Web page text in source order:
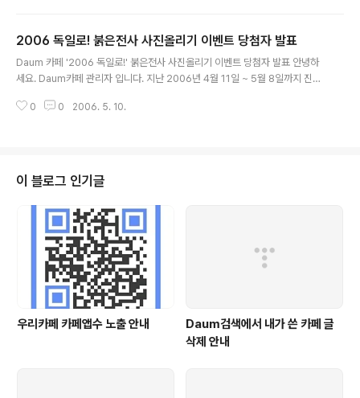
2006 독일로! 붉은전사 사진올리기 이벤트 당첨자 발표
Daum 카페 '2006 독일로!' 붉은전사 사진올리기 이벤트 당첨자 발표 안녕하
세요. Daum카페 관리자 입니다. 지난 2006년 4월 11일 ~ 5월 8일까지 진행
께 진심으로 감사 드리며, 이벤트 당첨자를 발표합니다. 이벤트 당첨자 발표 ▶
0 0 2006. 5. 10.
이 블로그 인기글
우리카페 카페앱수 노출 안내
Daum검색에서 내가 쓴 카페 글
삭제 안내